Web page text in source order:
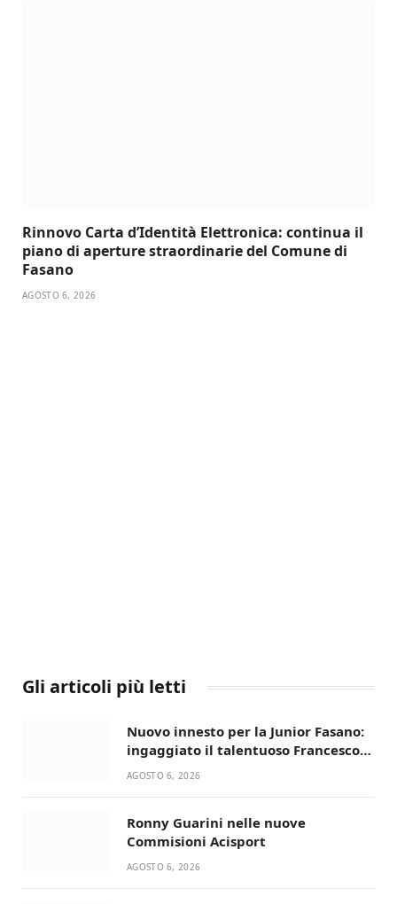
Rinnovo Carta d’Identità Elettronica: continua il
piano di aperture straordinarie del Comune di
Fasano
AGOSTO 6, 2026
Gli articoli più letti
Nuovo innesto per la Junior Fasano:
ingaggiato il talentuoso Francesco
Lupo Timini
AGOSTO 6, 2026
Ronny Guarini nelle nuove
Commisioni Acisport
AGOSTO 6, 2026